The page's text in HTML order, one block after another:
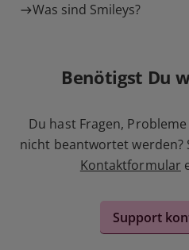
Was sind Smileys?
Benötigst Du
Du hast Fragen,
nicht beantwortet werden?
Kontaktformular
Support